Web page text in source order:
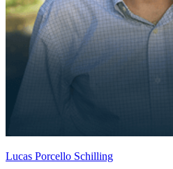
Lucas Porcello Schilling